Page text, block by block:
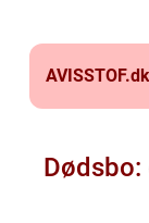
AVISSTOF.dk